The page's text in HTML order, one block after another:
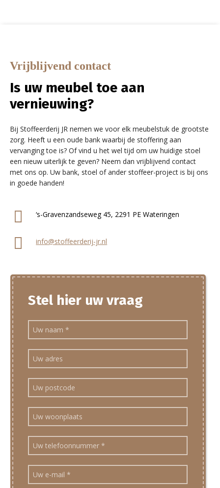
Vrijblijvend contact
Is uw meubel toe aan
vernieuwing?
Bij Stoffeerderij JR nemen we voor elk meubelstuk de grootste
zorg. Heeft u een oude bank waarbij de stoffering aan
vervanging toe is? Of vind u het wel tijd om uw huidige stoel
een nieuw uiterlijk te geven? Neem dan vrijblijvend contact
met ons op. Uw bank, stoel of ander stoffeer-project is bij ons
in goede handen!
‘s-Gravenzandseweg 45, 2291 PE Wateringen
info@stoffeerderij-jr.nl
Stel hier uw vraag